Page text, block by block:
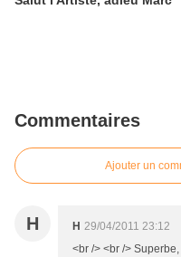
Commentaires
Ajouter un
H H 29/04/2011 23:12
<br /> <br />